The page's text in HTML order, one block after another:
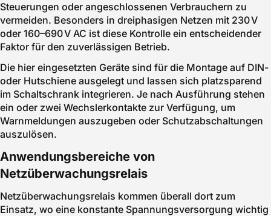
Steuerungen oder angeschlossenen Verbrauchern zu
vermeiden. Besonders in dreiphasigen Netzen mit 230 V
oder 160–690 V AC ist diese Kontrolle ein entscheidender
Faktor für den zuverlässigen Betrieb.
Die hier eingesetzten Geräte sind für die Montage auf DIN-
oder Hutschiene ausgelegt und lassen sich platzsparend
im Schaltschrank integrieren. Je nach Ausführung stehen
ein oder zwei Wechslerkontakte zur Verfügung, um
Warnmeldungen auszugeben oder Schutzabschaltungen
auszulösen.
Anwendungsbereiche von
Netzüberwachungsrelais
Netzüberwachungsrelais kommen überall dort zum
Einsatz, wo eine konstante Spannungsversorgung wichtig